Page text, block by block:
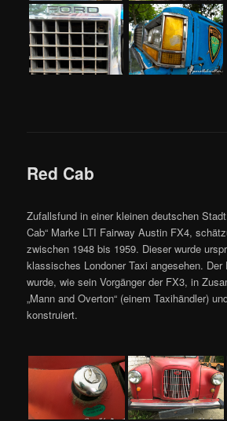
Red Cab
Zufallsfund in einer kleinen deutschen
Cab“ Marke LTI Fairway Austin FX4,
zwischen 1948 bis 1959. Dieser wurde
klassisches Londoner Taxi angesehen.
wurde, wie sein Vorgänger der FX3, in
„Mann and Overton“ (einem Taxihändler)
konstruiert.